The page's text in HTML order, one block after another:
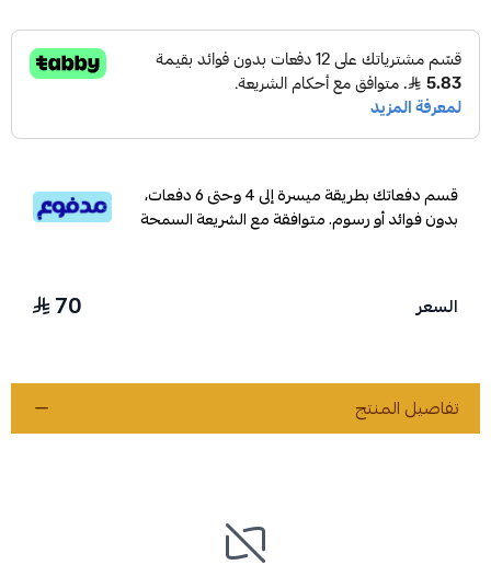
قسم دفعاتك بطريقة ميسرة إلى 4 وحتى 6 دفعات،
بدون فوائد أو رسوم. متوافقة مع الشريعة السمحة
السعر 70
تفاصيل المنتج